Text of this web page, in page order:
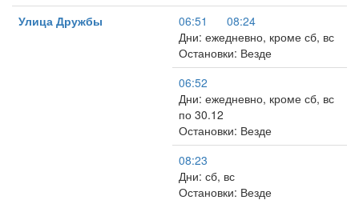
Улица Дружбы
06:51
08:24
Дни: ежедневно, кроме сб, вс
Остановки: Везде
06:52
Дни: ежедневно, кроме сб, вс
по 30.12
Остановки: Везде
08:23
Дни: сб, вс
Остановки: Везде